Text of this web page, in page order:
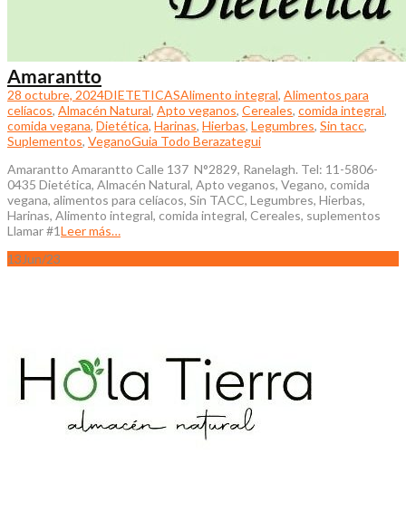
Amarantto
28 octubre, 2024DIETETICASAlimento integral, Alimentos para
celíacos, Almacén Natural, Apto veganos, Cereales, comida integral,
comida vegana, Dietética, Harinas, Hierbas, Legumbres, Sin tacc,
Suplementos, VeganoGuia Todo Berazategui
Amarantto Amarantto Calle 137 N°2829, Ranelagh. Tel: 11-5806-
0435 Dietética, Almacén Natural, Apto veganos, Vegano, comida
vegana, alimentos para celíacos, Sin TACC, Legumbres, Hierbas,
Harinas, Alimento integral, comida integral, Cereales, suplementos
Llamar #1Leer más…
13 Jun/23